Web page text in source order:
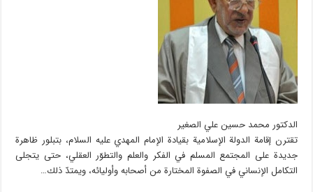
الدكتور محمد حسين علي الصغير
تقترن إقامة الدولة الإسلامية بقيادة الإمام المهدي عليه السلام، بتبلور ظاهرة
جديدة على المجتمع المسلم في الفكر والعلم والتطوّر العقلي، حتى يتجلى
التكامل الإنساني في الصفوة المختارة من أصحابه وأوليائه، ويمتدّ ذلك…